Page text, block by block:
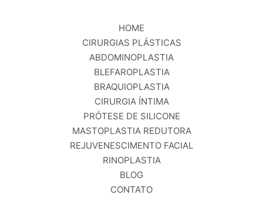
HOME
CIRURGIAS PLÁSTICAS
ABDOMINOPLASTIA
BLEFAROPLASTIA
BRAQUIOPLASTIA
CIRURGIA ÍNTIMA
PRÓTESE DE SILICONE
MASTOPLASTIA REDUTORA
REJUVENESCIMENTO FACIAL
RINOPLASTIA
BLOG
CONTATO